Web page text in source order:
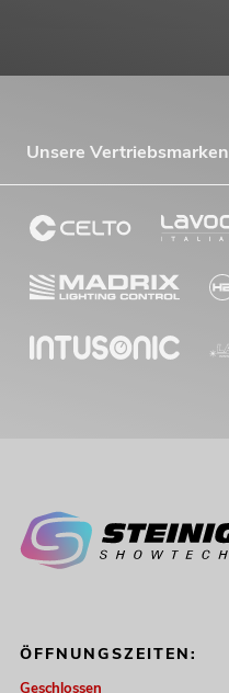
Unsere Vertriebsmarken
ÖFFNUNGSZEITEN:
Geschlossen